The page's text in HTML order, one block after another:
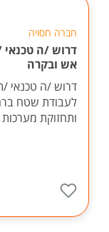
חברה חסויה
דרוש /ה טכנאי
אש ובקרה
דרוש /ה טכנאי /
לעבודת שטח
ותחזוקת